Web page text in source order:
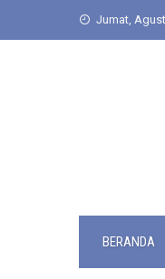
Jumat,
BERANDA